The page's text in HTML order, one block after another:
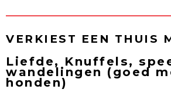
VERKIEST EEN THUIS
Liefde, Knuffels,
wandelingen (goed
honden)